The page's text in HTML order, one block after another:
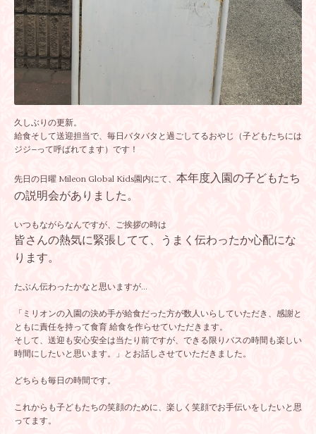
久しぶりの更新。
給食そして送迎担当で、毎日バタバタと過ごしてるおやじ（子どもたちには
ジジ−って呼ばれてます）です！
先日の日曜 Mileon Global Kids園内にて、 本年度入園の子どもたち
の説明会がありました。
いつもながらなんですが、ご挨拶の時は
皆さんの熱気に緊張してて、うまく伝わったか心配にな
ります。
たぶん伝わったかなと思いますが…
「ミリオンの入園の決め手が給食だった方が数人いらしていただき、感謝と
ともに責任を持って食育 給食を作らせていただきます。
そして、送迎も安心安全は当たり前ですが、できる限りバスの時間も楽しい
時間にしたいと思います。」とお話しさせていただきました。
どちらも毎日の時間です。
これからも子どもたちの笑顔のために、楽しく笑顔でお手伝いをしたいと思
ってます。